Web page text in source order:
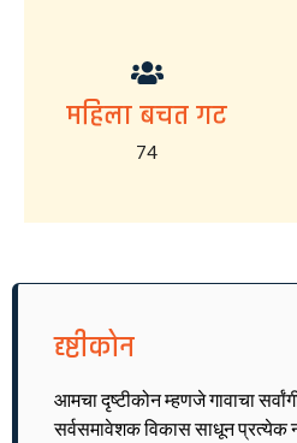
महिला बचत गट
74
दृष्टीकोन
आमचा दृष्टीकोन म्हणजे गावाचा
सर्वसमावेशक विकास साधून प्रत्येक